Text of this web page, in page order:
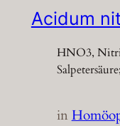
Acidum
HNO3,
in